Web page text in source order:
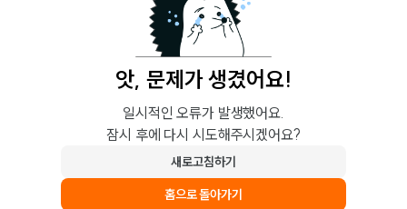
앗, 문제가 생겼어요!
일시적인 오류가 발생했어요.
잠시 후에 다시 시도해주시겠어요?
새로고침하기
홈으로 돌아가기